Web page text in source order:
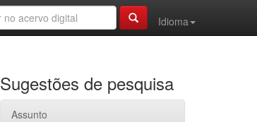
Idioma
Sugestões de pesquisa
Assunto